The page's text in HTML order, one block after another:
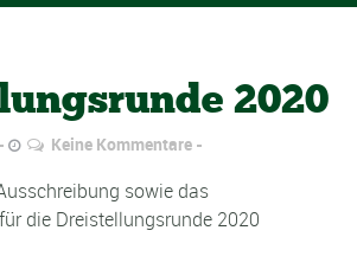
2020
Keine Kommentare
sowie das
die Dreistellungsrunde 2020